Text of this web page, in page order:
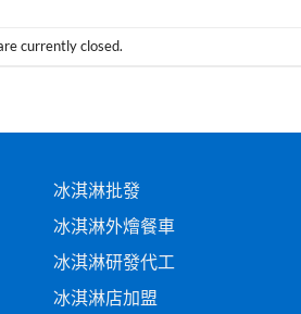
currently closed.
冰淇淋批發
冰淇淋外燴餐車
冰淇淋研發代工
冰淇淋店加盟